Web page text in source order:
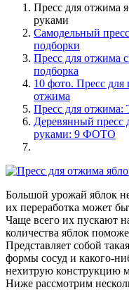
Пресс для отжима
руками
Самодельный
подборки
Пресс для отжима
подборка
10 фото. Пресс для
отжима
Пресс для
Деревянный пресс
руками: 9 ФОТО
Большой урожай яблок
их переработка может
Чаще всего их пускают
количества яблок
Представляет собой
формы сосуд и какого-
нехитрую конструкцию
Ниже рассмотрим